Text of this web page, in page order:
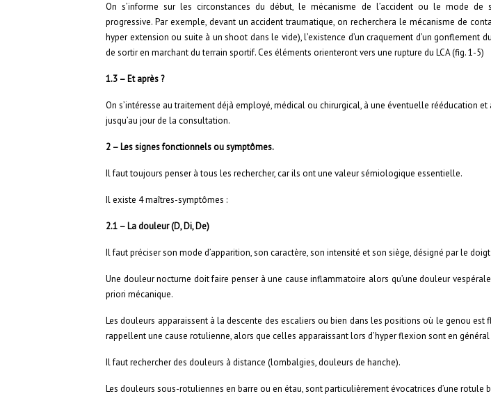
On s’informe sur les circonstances du début, le mécanisme de l’accident ou le mode de
progressive. Par exemple, devant un accident traumatique, on recherchera le mécanisme de
hyper extension ou suite à un shoot dans le vide), l’existence d’un craquement d’un gonflement
de sortir en marchant du terrain sportif. Ces éléments orienteront vers une rupture du LCA (fig. 1-5)
1.3 – Et après ?
On s’intéresse au traitement déjà employé, médical ou chirurgical, à une éventuelle rééducation
jusqu’au jour de la consultation.
2 – Les signes fonctionnels ou symptômes.
Il faut toujours penser à tous les rechercher, car ils ont une valeur sémiologique essentielle.
Il existe 4 maîtres-symptômes :
2.1 – La douleur (D, Di, De)
Il faut préciser son mode d’apparition, son caractère, son intensité et son siège, désigné par le
Une douleur nocturne doit faire penser à une cause inflammatoire alors qu’une douleur
priori mécanique.
Les douleurs apparaissent à la descente des escaliers ou bien dans les positions où le genou est
rappellent une cause rotulienne, alors que celles apparaissant lors d’hyper flexion sont en général
Il faut rechercher des douleurs à distance (lombalgies, douleurs de hanche).
Les douleurs sous-rotuliennes en barre ou en étau, sont particulièrement évocatrices d’une rotule